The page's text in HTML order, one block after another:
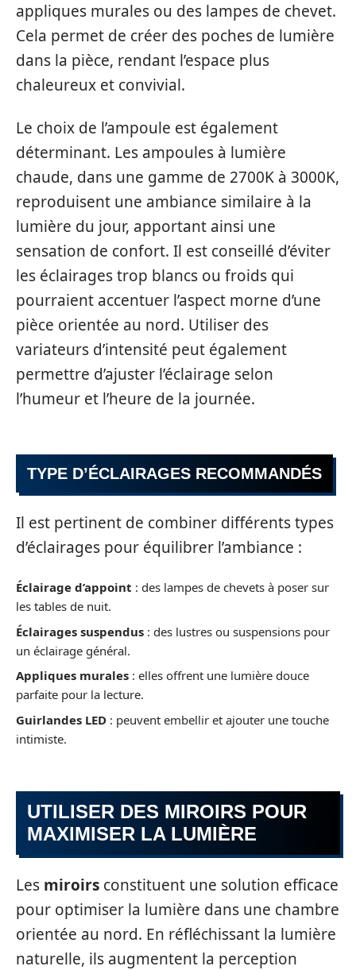
appliques murales ou des lampes de chevet.
Cela permet de créer des poches de lumière
dans la pièce, rendant l’espace plus
chaleureux et convivial.
Le choix de l’ampoule est également
déterminant. Les ampoules à lumière
chaude, dans une gamme de 2700K à 3000K,
reproduisent une ambiance similaire à la
lumière du jour, apportant ainsi une
sensation de confort. Il est conseillé d’éviter
les éclairages trop blancs ou froids qui
pourraient accentuer l’aspect morne d’une
pièce orientée au nord. Utiliser des
variateurs d’intensité peut également
permettre d’ajuster l’éclairage selon
l’humeur et l’heure de la journée.
TYPE D’ÉCLAIRAGES RECOMMANDÉS
Il est pertinent de combiner différents types
d’éclairages pour équilibrer l’ambiance :
Éclairage d’appoint : des lampes de chevets à poser sur
les tables de nuit.
Éclairages suspendus : des lustres ou suspensions pour
un éclairage général.
Appliques murales : elles offrent une lumière douce
parfaite pour la lecture.
Guirlandes LED : peuvent embellir et ajouter une touche
intimiste.
UTILISER DES MIROIRS POUR
MAXIMISER LA LUMIÈRE
Les miroirs constituent une solution efficace
pour optimiser la lumière dans une chambre
orientée au nord. En réfléchissant la lumière
naturelle, ils augmentent la perception